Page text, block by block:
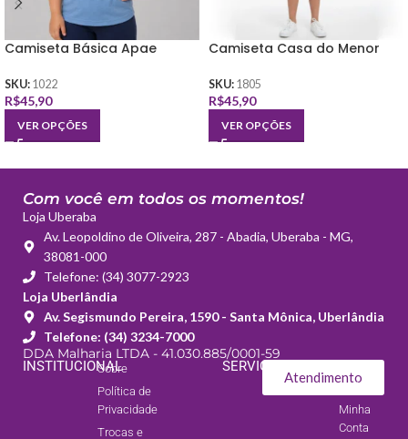
Camiseta Básica Apae
SKU: 1022
R$45,90
VER OPÇÕES
Camiseta Casa do Menor
SKU: 1805
R$45,90
VER OPÇÕES
DDA Malharia LTDA - 41.030.885/0001-59
Loja Uberlândia
Av. Segismundo Pereira, 1590 - Santa Mônica, Uberlândia
Telefone: (34) 3234-7000
Loja Uberaba
Av. Leopoldino de Oliveira, 287 - Abadia, Uberaba - MG,
38081-000
Telefone: (34) 3077-2923
Com você em todos os momentos!
INSTITUCIONAL
Sobre
Política de
Privacidade
Trocas e
SERVIÇOS
Atendimento
Pedidos
Minha
Conta